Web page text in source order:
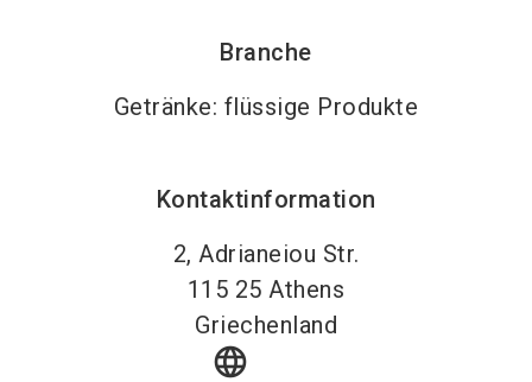
Branche
Getränke: flüssige Produkte
Kontaktinformation
2, Adrianeiou Str.
115 25 Athens
Griechenland
language